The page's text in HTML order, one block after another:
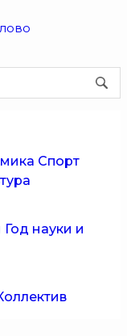
Спорт
Год науки и